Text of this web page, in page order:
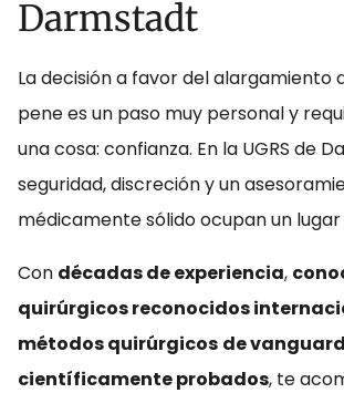
Darmstadt
La decisión a favor del alargamiento
pene es un paso muy personal y
una cosa: confianza. En la UGRS de
seguridad, discreción y un
médicamente sólido ocupan un
Con décadas de experiencia,
quirúrgicos reconocidos
métodos quirúrgicos de
científicamente probados, te